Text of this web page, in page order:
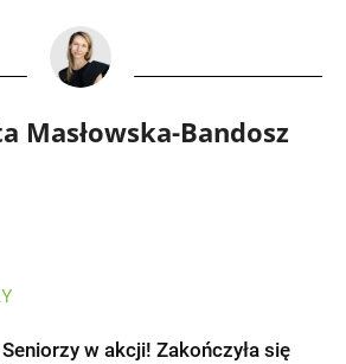
Masłowska-Bandosz
Seniorzy w akcji! Zakończyła się